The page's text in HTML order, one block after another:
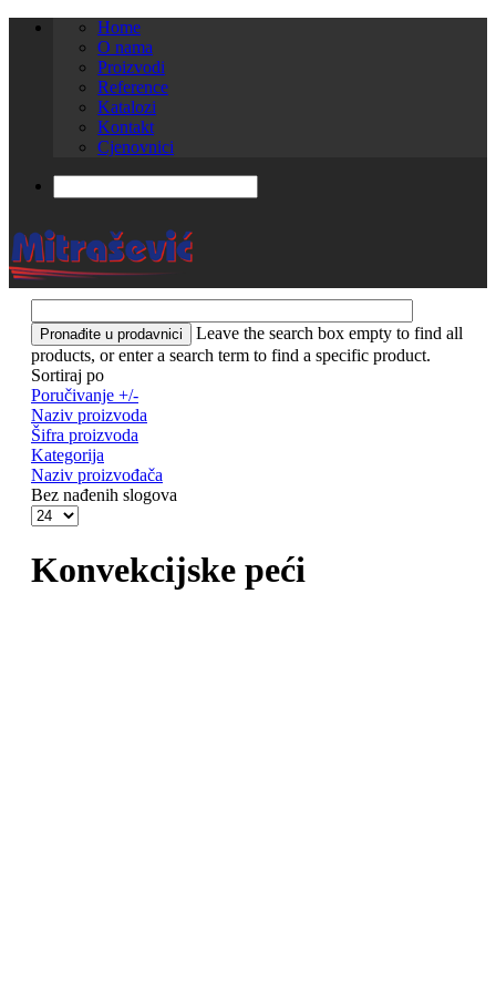
Home
O nama
Proizvodi
Reference
Katalozi
Kontakt
Cjenovnici
Leave the search box empty to find all
products, or enter a search term to find a specific product.
Sortiraj po
Poručivanje +/-
Naziv proizvoda
Šifra proizvoda
Kategorija
Naziv proizvođača
Bez nađenih slogova
Konvekcijske peći